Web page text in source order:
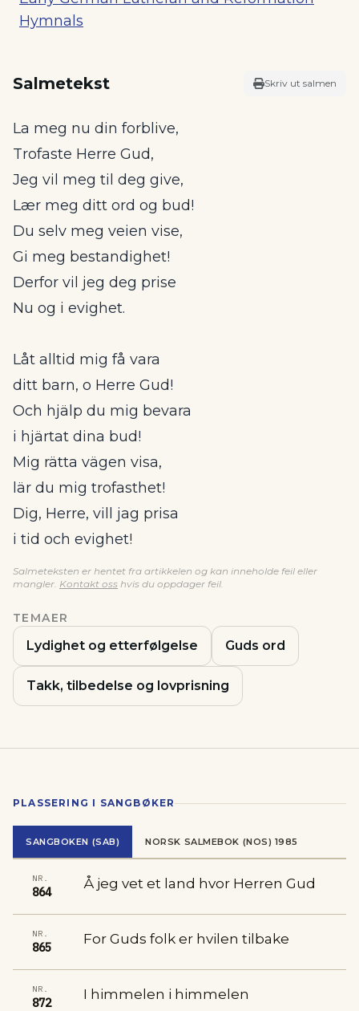
Hymnals
Salmetekst Skriv ut salmen
La meg nu din forblive,
Trofaste Herre Gud,
Jeg vil meg til deg give,
Lær meg ditt ord og bud!
Du selv meg veien vise,
Gi meg bestandighet!
Derfor vil jeg deg prise
Nu og i evighet.
Låt alltid mig få vara
ditt barn, o Herre Gud!
Och hjälp du mig bevara
i hjärtat dina bud!
Mig rätta vägen visa,
lär du mig trofasthet!
Dig, Herre, vill jag prisa
i tid och evighet!
Salmeteksten er hentet fra artikkelen og kan inneholde feil eller
mangler. Kontakt oss hvis du oppdager feil.
TEMAER
Lydighet og etterfølgelse Guds ord
Takk, tilbedelse og lovprisning
PLASSERING I SANGBØKER
SANGBOKEN (SAB) NORSK SALMEBOK (NOS) 1985
NR.
864
Å jeg vet et land hvor Herren Gud
NR.
865
For Guds folk er hvilen tilbake
NR.
872
I himmelen i himmelen